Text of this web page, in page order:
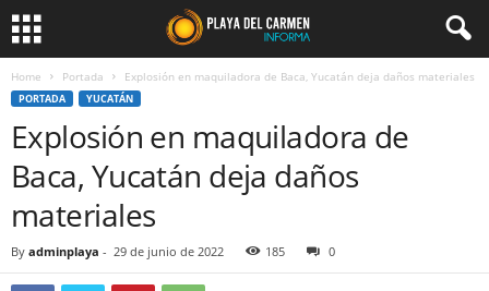
Home Portada Explosión en maquiladora de Baca, Yucatán deja daños materiales
PORTADA YUCATÁN
Explosión en maquiladora de
Baca, Yucatán deja daños
materiales
By adminplaya - 29 de junio de 2022 185 0